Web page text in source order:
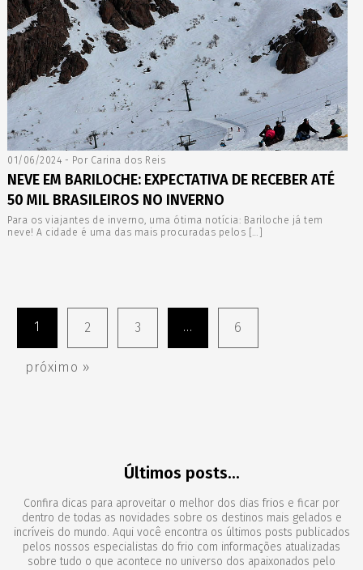
01/06/2024 - Por Carina dos Reis
NEVE EM BARILOCHE: EXPECTATIVA DE RECEBER ATÉ
50 MIL BRASILEIROS NO INVERNO
Para os viajantes de inverno, uma ótima notícia: Bariloche já tem
neve! A cidade é uma das mais procuradas pelos […]
1 2 3 ... 6
próximo »
Últimos posts...
Confira dicas para aproveitar o melhor dos dias frios e ficar por
dentro de todas as novidades sobre os destinos mais gelados e
incríveis do mundo. Aqui você encontra os últimos posts publicados
pelos nossos especialistas do frio com informações atualizadas
sobre tudo o que acontece no universo dos apaixonados pelo